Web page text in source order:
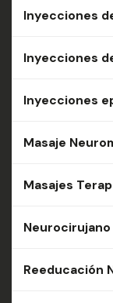
Inyecciones
Inyecciones
Inyecciones
Masaje
Masajes
Neurocirujano
Reeducación